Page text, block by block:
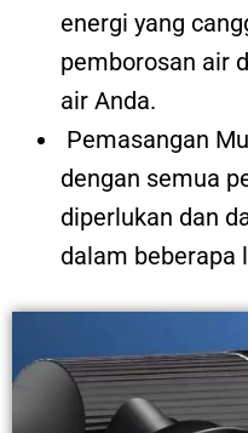
energi yang
pemborosan air
air Anda.
Pemasangan
dengan semua
diperlukan dan
dalam beberapa